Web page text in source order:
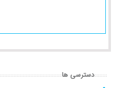
دسترسی ها